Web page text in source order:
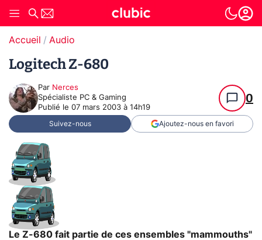
Accueil Audio
Logitech Z-680
Par Nerces
Spécialiste PC & Gaming
Publié le 07 mars 2003 à 14h19
0
Suivez-nous Ajoutez-nous en favori
Le Z-680 fait partie de ces ensembles "mammouths"